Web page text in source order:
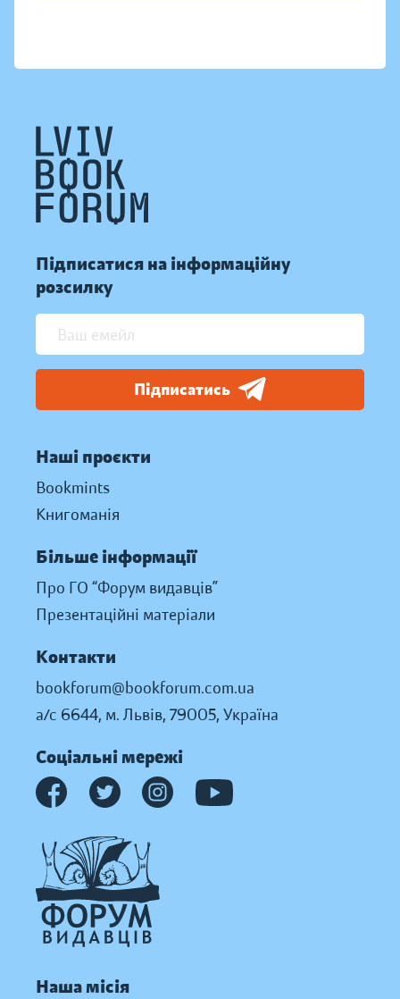
Підписатися на інформаційну
розсилку
Підписатись
Наші проєкти
Bookmints
Книгоманія
Більше інформації
Про ГО “Форум видавців”
Презентаційні матеріали
Контакти
bookforum@bookforum.com.ua
а/с 6644, м. Львів, 79005, Україна
Соціальні мережі
Наша місія